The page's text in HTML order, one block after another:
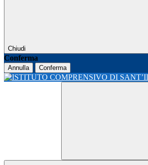
Chiudi
Conferma
Annulla Conferma